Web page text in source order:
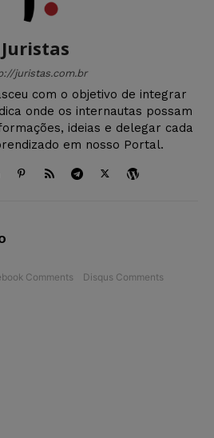
Juristas
juristas.com.br
com o objetivo de integrar
onde os internautas possam
ideias e delegar cada
em nosso Portal.
Comments Disqus Comments